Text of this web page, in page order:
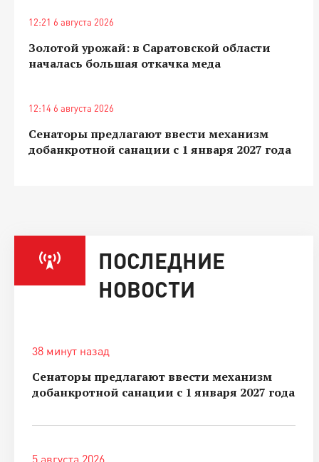
12:21 6 августа 2026
Золотой урожай: в Саратовской области
началась большая откачка меда
12:14 6 августа 2026
Сенаторы предлагают ввести механизм
добанкротной санации с 1 января 2027 года
ПОСЛЕДНИЕ
НОВОСТИ
38 минут назад
Сенаторы предлагают ввести механизм
добанкротной санации с 1 января 2027 года
5 августа 2026